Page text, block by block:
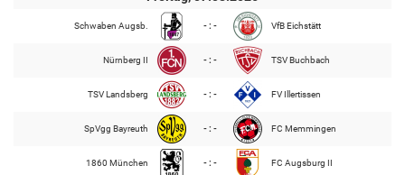
Schwaben Augsb. - : - VfB Eichstätt
Nürnberg II - : - TSV Buchbach
TSV Landsberg - : - FV Illertissen
SpVgg Bayreuth - : - FC Memmingen
1860 München - : - FC Augsburg II